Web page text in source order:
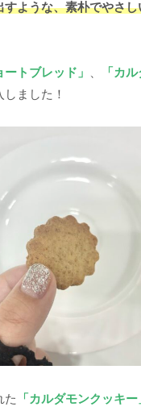
すような、素朴でやさ
ートブレッド」
「カ
ました！
た 「カルダモンクッキー